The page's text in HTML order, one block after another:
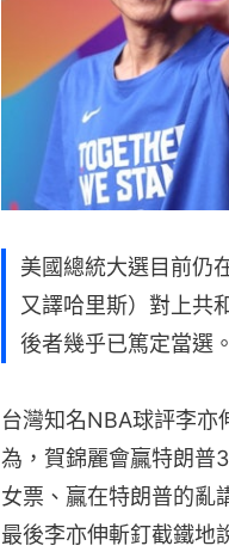
美國總統大選目前仍
又譯哈里斯）對上共
後者幾乎已篤定當選。
台灣知名NBA球評李亦
為，賀錦麗會贏特朗普
女票、贏在特朗普的亂
最後李亦伸斬釘截鐵地